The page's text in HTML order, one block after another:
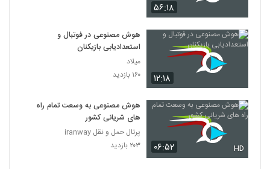
۵۶:۱۸
۱۲:۱۸
هوش مصنوعی در فوتبال و
استعدادیابی بازیکنان
میلاد
۱۶۰ بازدید
۰۶:۵۲ HD
هوش مصنوعی به وسعت تمام راه
های شریانی کشور
پرتال حمل و نقل iranway
۲۰۳ بازدید